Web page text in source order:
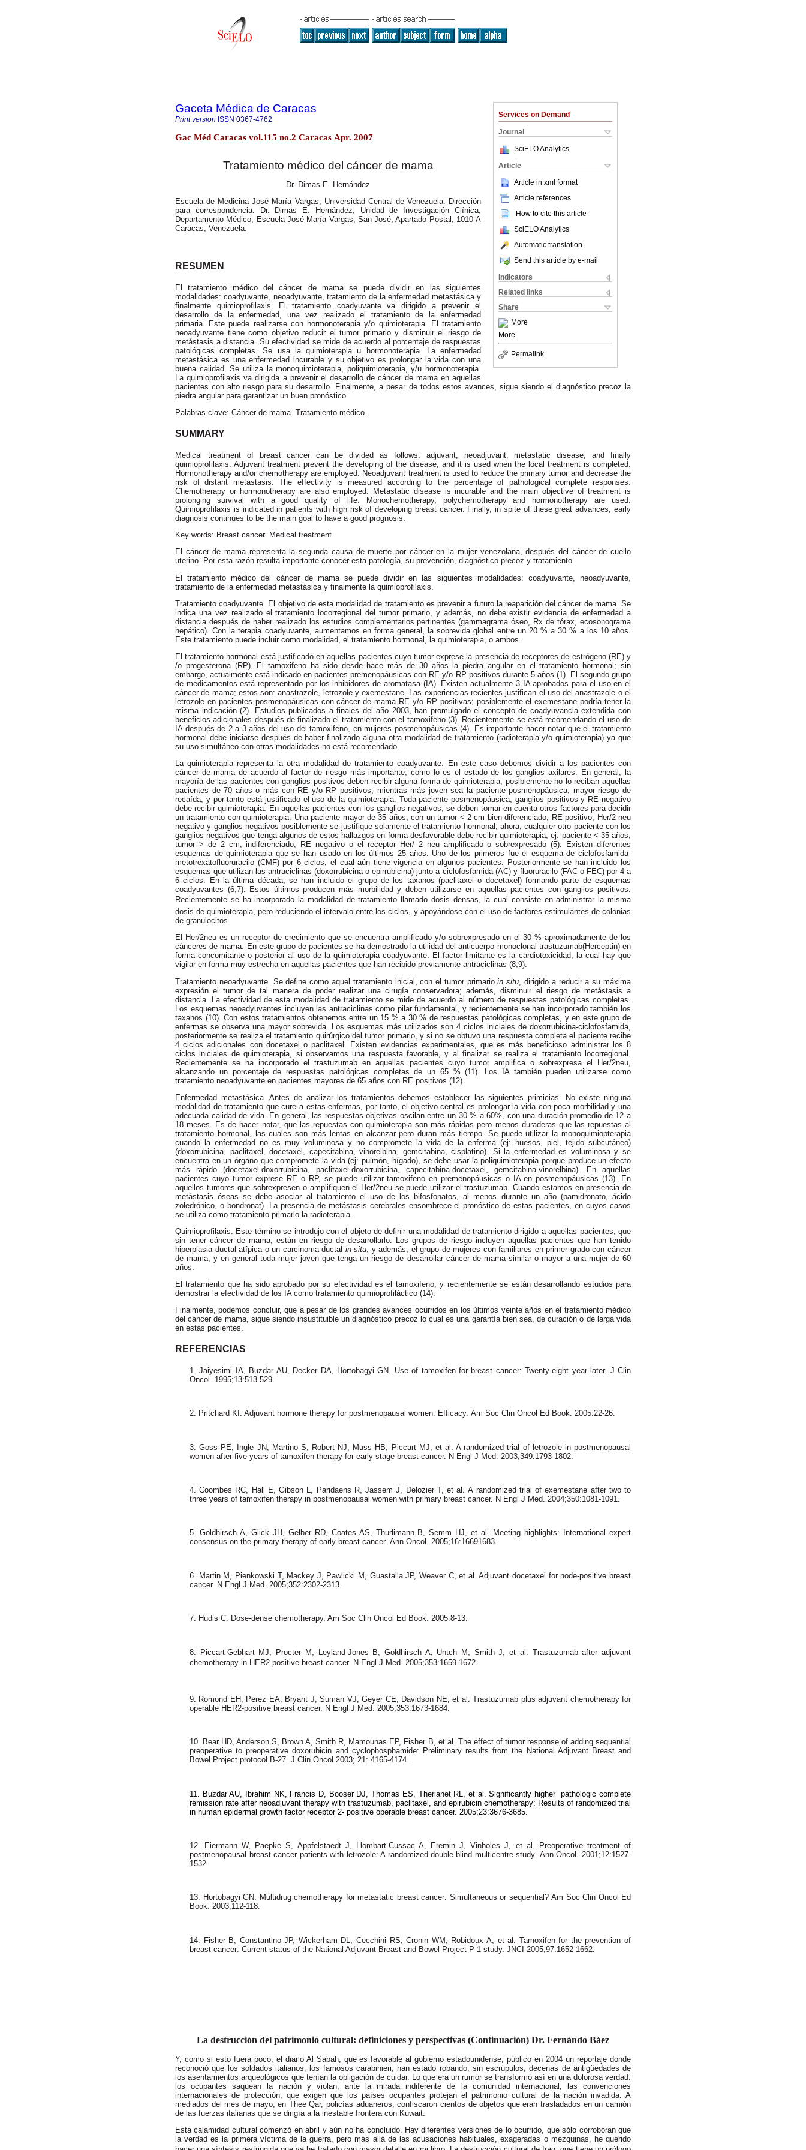
Services on Demand
Journal
SciELO Analytics
Article
Article in xml format
Article references
How to cite this article
SciELO Analytics
Automatic translation
Send this article by e-mail
Indicators
Related links
Share
More
More
Permalink
Gaceta Médica de Caracas
Print version ISSN 0367-4762
Gac Méd Caracas vol.115 no.2 Caracas Apr. 2007
Tratamiento médico del cáncer de mama
Dr. Dimas E. Hernández
Escuela de Medicina José María Vargas, Universidad Central de Venezuela. Dirección
para correspondencia: Dr. Dimas E. Hernández, Unidad de Investigación Clínica,
Departamento Médico, Escuela José María Vargas, San José, Apartado Postal, 1010-A
Caracas, Venezuela.
RESUMEN
El tratamiento médico del cáncer de mama se puede dividir en las siguientes
modalidades: coadyuvante, neoadyuvante, tratamiento de la enfermedad metastásica y
finalmente quimioprofilaxis. El tratamiento coadyuvante va dirigido a prevenir el
desarrollo de la enfermedad, una vez realizado el tratamiento de la enfermedad
primaria. Este puede realizarse con hormonoterapia y/o quimioterapia. El tratamiento
neoadyuvante tiene como objetivo reducir el tumor primario y disminuir el riesgo de
metástasis a distancia. Su efectividad se mide de acuerdo al porcentaje de respuestas
patológicas completas. Se usa la quimioterapia u hormonoterapia. La enfermedad
metastásica es una enfermedad incurable y su objetivo es prolongar la vida con una
buena calidad. Se utiliza la monoquimioterapia, poliquimioterapia, y/u hormonoterapia.
La quimioprofilaxis va dirigida a prevenir el desarrollo de cáncer de mama en aquellas
pacientes con alto riesgo para su desarrollo. Finalmente, a pesar de todos estos avances, sigue siendo el diagnóstico precoz la
piedra angular para garantizar un buen pronóstico.
Palabras clave: Cáncer de mama. Tratamiento médico.
SUMMARY
Medical treatment of breast cancer can be divided as follows: adjuvant, neoadjuvant, metastatic disease, and finally
quimioprofilaxis. Adjuvant treatment prevent the developing of the disease, and it is used when the local treatment is completed.
Hormonotherapy and/or chemotherapy are employed. Neoadjuvant treatment is used to reduce the primary tumor and decrease the
risk of distant metastasis. The effectivity is measured according to the percentage of pathological complete responses.
Chemotherapy or hormonotherapy are also employed. Metastatic disease is incurable and the main objective of treatment is
prolonging survival with a good quality of life. Monochemotherapy, polychemotherapy and hormonotherapy are used.
Quimioprofilaxis is indicated in patients with high risk of developing breast cancer. Finally, in spite of these great advances, early
diagnosis continues to be the main goal to have a good prognosis.
Key words: Breast cancer. Medical treatment
El cáncer de mama representa la segunda causa de muerte por cáncer en la mujer venezolana, después del cáncer de cuello
uterino. Por esta razón resulta importante conocer esta patología, su prevención, diagnóstico precoz y tratamiento.
El tratamiento médico del cáncer de mama se puede dividir en las siguientes modalidades: coadyuvante, neoadyuvante,
tratamiento de la enfermedad metastásica y finalmente la quimioprofilaxis.
Tratamiento coadyuvante. El objetivo de esta modalidad de tratamiento es prevenir a futuro la reaparición del cáncer de mama. Se
indica una vez realizado el tratamiento locorregional del tumor primario, y además, no debe existir evidencia de enfermedad a
distancia después de haber realizado los estudios complementarios pertinentes (gammagrama óseo, Rx de tórax, ecosonograma
hepático). Con la terapia coadyuvante, aumentamos en forma general, la sobrevida global entre un 20 % a 30 % a los 10 años.
Este tratamiento puede incluir como modalidad, el tratamiento hormonal, la quimioterapia, o ambos.
El tratamiento hormonal está justificado en aquellas pacientes cuyo tumor exprese la presencia de receptores de estrógeno (RE) y
/o progesterona (RP). El tamoxifeno ha sido desde hace más de 30 años la piedra angular en el tratamiento hormonal; sin
embargo, actualmente está indicado en pacientes premenopáusicas con RE y/o RP positivos durante 5 años (1). El segundo grupo
de medicamentos está representado por los inhibidores de aromatasa (IA). Existen actualmente 3 IA aprobados para el uso en el
cáncer de mama; estos son: anastrazole, letrozole y exemestane. Las experiencias recientes justifican el uso del anastrazole o el
letrozole en pacientes posmenopáusicas con cáncer de mama RE y/o RP positivas; posiblemente el exemestane podría tener la
misma indicación (2). Estudios publicados a finales del año 2003, han promulgado el concepto de coadyuvancia extendida con
beneficios adicionales después de finalizado el tratamiento con el tamoxifeno (3). Recientemente se está recomendando el uso de
IA después de 2 a 3 años del uso del tamoxifeno, en mujeres posmenopáusicas (4). Es importante hacer notar que el tratamiento
hormonal debe iniciarse después de haber finalizado alguna otra modalidad de tratamiento (radioterapia y/o quimioterapia) ya que
su uso simultáneo con otras modalidades no está recomendado.
La quimioterapia representa la otra modalidad de tratamiento coadyuvante. En este caso debemos dividir a los pacientes con
cáncer de mama de acuerdo al factor de riesgo más importante, como lo es el estado de los ganglios axilares. En general, la
mayoría de las pacientes con ganglios positivos deben recibir alguna forma de quimioterapia; posiblemente no lo reciban aquellas
pacientes de 70 años o más con RE y/o RP positivos; mientras más joven sea la paciente posmenopáusica, mayor riesgo de
recaída, y por tanto está justificado el uso de la quimioterapia. Toda paciente posmenopáusica, ganglios positivos y RE negativo
debe recibir quimioterapia. En aquellas pacientes con los ganglios negativos, se deben tomar en cuenta otros factores para decidir
un tratamiento con quimioterapia. Una paciente mayor de 35 años, con un tumor < 2 cm bien diferenciado, RE positivo, Her/2 neu
negativo y ganglios negativos posiblemente se justifique solamente el tratamiento hormonal; ahora, cualquier otro paciente con los
ganglios negativos que tenga algunos de estos hallazgos en forma desfavorable debe recibir quimioterapia, ej: paciente < 35 años,
tumor > de 2 cm, indiferenciado, RE negativo o el receptor Her/ 2 neu amplificado o sobrexpresado (5). Existen diferentes
esquemas de quimioterapia que se han usado en los últimos 25 años. Uno de los primeros fue el esquema de ciclofosfamida-
metotrexatofluoruracilo (CMF) por 6 ciclos, el cual aún tiene vigencia en algunos pacientes. Posteriormente se han incluido los
esquemas que utilizan las antraciclinas (doxorrubicina o epirrubicina) junto a ciclofosfamida (AC) y fluoruracilo (FAC o FEC) por 4 a
6 ciclos. En la última década, se han incluido el grupo de los taxanos (paclitaxel o docetaxel) formando parte de esquemas
coadyuvantes (6,7). Estos últimos producen más morbilidad y deben utilizarse en aquellas pacientes con ganglios positivos.
Recientemente se ha incorporado la modalidad de tratamiento llamado dosis densas, la cual consiste en administrar la misma
dosis de quimioterapia, pero reduciendo el intervalo entre los ciclos, y apoyándose con el uso de factores estimulantes de colonias
de granulocitos.
El Her/2neu es un receptor de crecimiento que se encuentra amplificado y/o sobrexpresado en el 30 % aproximadamente de los
cánceres de mama. En este grupo de pacientes se ha demostrado la utilidad del anticuerpo monoclonal trastuzumab(Herceptin) en
forma concomitante o posterior al uso de la quimioterapia coadyuvante. El factor limitante es la cardiotoxicidad, la cual hay que
vigilar en forma muy estrecha en aquellas pacientes que han recibido previamente antraciclinas (8,9).
Tratamiento neoadyuvante. Se define como aquel tratamiento inicial, con el tumor primarioin situ , dirigido a reducir a su máxima
expresión el tumor de tal manera de poder realizar una cirugía conservadora; además, disminuir el riesgo de metástasis a
distancia. La efectividad de esta modalidad de tratamiento se mide de acuerdo al número de respuestas patológicas completas.
Los esquemas neoadyuvantes incluyen las antraciclinas como pilar fundamental, y recientemente se han incorporado también los
taxanos (10). Con estos tratamientos obtenemos entre un 15 % a 30 % de respuestas patológicas completas, y en este grupo de
enfermas se observa una mayor sobrevida. Los esquemas más utilizados son 4 ciclos iniciales de doxorrubicina-ciclofosfamida,
posteriormente se realiza el tratamiento quirúrgico del tumor primario, y si no se obtuvo una respuesta completa el paciente recibe
4 ciclos adicionales con docetaxel o paclitaxel. Existen evidencias experimentales, que es más beneficioso administrar los 8
ciclos iniciales de quimioterapia, si observamos una respuesta favorable, y al finalizar se realiza el tratamiento locorregional.
Recientemente se ha incorporado el trastuzumab en aquellas pacientes cuyo tumor amplifica o sobrexpresa el Her/2neu,
alcanzando un porcentaje de respuestas patológicas completas de un 65 % (11). Los IA también pueden utilizarse como
tratamiento neoadyuvante en pacientes mayores de 65 años con RE positivos (12).
Enfermedad metastásica. Antes de analizar los tratamientos debemos establecer las siguientes primicias. No existe ninguna
modalidad de tratamiento que cure a estas enfermas, por tanto, el objetivo central es prolongar la vida con poca morbilidad y una
adecuada calidad de vida. En general, las respuestas objetivas oscilan entre un 30 % a 60%, con una duración promedio de 12 a
18 meses. Es de hacer notar, que las repuestas con quimioterapia son más rápidas pero menos duraderas que las repuestas al
tratamiento hormonal, las cuales son más lentas en alcanzar pero duran más tiempo. Se puede utilizar la monoquimiopterapia
cuando la enfermedad no es muy voluminosa y no compromete la vida de la enferma (ej: huesos, piel, tejido subcutáneo)
(doxorrubicina, paclitaxel, docetaxel, capecitabina, vinorelbina, gemcitabina, cisplatino). Si la enfermedad es voluminosa y se
encuentra en un órgano que compromete la vida (ej: pulmón, hígado), se debe usar la poliquimioterapia porque produce un efecto
más rápido (docetaxel-doxorrubicina, paclitaxel-doxorrubicina, capecitabina-docetaxel, gemcitabina-vinorelbina). En aquellas
pacientes cuyo tumor exprese RE o RP, se puede utilizar tamoxifeno en premenopáusicas o IA en posmenopáusicas (13). En
aquellos tumores que sobrexpresen o amplifiquen el Her/2neu se puede utilizar el trastuzumab. Cuando estamos en presencia de
metástasis óseas se debe asociar al tratamiento el uso de los bifosfonatos, al menos durante un año (pamidronato, ácido
zoledrónico, o bondronat). La presencia de metástasis cerebrales ensombrece el pronóstico de estas pacientes, en cuyos casos
se utiliza como tratamiento primario la radioterapia.
Quimioprofilaxis. Este término se introdujo con el objeto de definir una modalidad de tratamiento dirigido a aquellas pacientes, que
sin tener cáncer de mama, están en riesgo de desarrollarlo. Los grupos de riesgo incluyen aquellas pacientes que han tenido
hiperplasia ductal atípica o un carcinoma ductal in situ; y además, el grupo de mujeres con familiares en primer grado con cáncer
de mama, y en general toda mujer joven que tenga un riesgo de desarrollar cáncer de mama similar o mayor a una mujer de 60
años.
El tratamiento que ha sido aprobado por su efectividad es el tamoxifeno, y recientemente se están desarrollando estudios para
demostrar la efectividad de los IA como tratamiento quimioprofiláctico (14).
Finalmente, podemos concluir, que a pesar de los grandes avances ocurridos en los últimos veinte años en el tratamiento médico
del cáncer de mama, sigue siendo insustituible un diagnóstico precoz lo cual es una garantía bien sea, de curación o de larga vida
en estas pacientes.
REFERENCIAS
1. Jaiyesimi IA, Buzdar AU, Decker DA, Hortobagyi GN. Use of tamoxifen for breast cancer: Twenty-eight year later. J Clin
Oncol. 1995;13:513-529.
2. Pritchard KI. Adjuvant hormone therapy for postmenopausal women: Efficacy. Am Soc Clin Oncol Ed Book. 2005:22-26.
3. Goss PE, Ingle JN, Martino S, Robert NJ, Muss HB, Piccart MJ, et al. A randomized trial of letrozole in postmenopausal
women after five years of tamoxifen therapy for early stage breast cancer. N Engl J Med. 2003;349:1793-1802.
4. Coombes RC, Hall E, Gibson L, Paridaens R, Jassem J, Delozier T, et al.A randomized trial of exemestane after two to
three years of tamoxifen therapy in postmenopausal women with primary breast cancer. N Engl J Med. 2004;350:1081-1091.
5. Goldhirsch A, Glick JH, Gelber RD, Coates AS, Thurlimann B, Semm HJ, et al. Meeting highlights: International expert
consensus on the primary therapy of early breast cancer. Ann Oncol. 2005;16:16691683.
6. Martin M, Pienkowski T, Mackey J, Pawlicki M, Guastalla JP, Weaver C, et al. Adjuvant docetaxel for node-positive breast
cancer. N Engl J Med. 2005;352:2302-2313.
7. Hudis C. Dose-dense chemotherapy. Am Soc Clin Oncol Ed Book. 2005:8-13.
8. Piccart-Gebhart MJ, Procter M, Leyland-Jones B, Goldhirsch A, Untch M, Smith J, et al. Trastuzumab after adjuvant
chemotherapy in HER2 positive breast cancer. N Engl J Med. 2005;353:1659-1672.
9. Romond EH, Perez EA, Bryant J, Suman VJ, Geyer CE, Davidson NE, et al.Trastuzumab plus adjuvant chemotherapy for
operable HER2-positive breast cancer. N Engl J Med. 2005;353:1673-1684.
10. Bear HD, Anderson S, Brown A, Smith R, Mamounas EP, Fisher B, et al. The effect of tumor response of adding sequential
preoperative to preoperative doxorubicin and cyclophosphamide: Preliminary results from the National Adjuvant Breast and
Bowel Project protocol B-27. J Clin Oncol 2003; 21: 4165-4174.
11. Buzdar AU, Ibrahim NK, Francis D, Booser DJ, Thomas ES, Therianet RL, et al. Significantly higher pathologic complete
remission rate after neoadjuvant therapy with trastuzumab, paclitaxel, and epirubicin chemotherapy: Results of randomized trial
in human epidermal growth factor receptor 2- positive operable breast cancer. 2005;23:3676-3685.
12. Eiermann W, Paepke S, Appfelstaedt J, Llombart-Cussac A, Eremin J, Vinholes J, et al.
Preoperative treatment of
postmenopausal breast cancer patients with letrozole: A randomized double-blind multicentre study. Ann Oncol. 2001;12:1527-
1532.
13. Hortobagyi GN. Multidrug chemotherapy for metastatic breast cancer: Simultaneous or sequential? Am Soc Clin Oncol Ed
Book. 2003;112-118.
14. Fisher B, Constantino JP, Wickerham DL, Cecchini RS, Cronin WM, Robidoux A, et al. Tamoxifen for the prevention of
breast cancer: Current status of the National Adjuvant Breast and Bowel Project P-1 study. JNCI 2005;97:1652-1662.
La destrucción del patrimonio cultural: definiciones y perspectivas (Continuación) Dr. Fernándo Báez
Y, como si esto fuera poco, el diario Al Sabah, que es favorable al gobierno estadounidense, público en 2004 un reportaje donde
reconoció que los soldados italianos, los famosos carabinieri, han estado robando, sin escrúpulos, decenas de antigüedades de
los asentamientos arqueológicos que tenían la obligación de cuidar. Lo que era un rumor se transformó así en una dolorosa verdad:
los ocupantes saquean la nación y violan, ante la mirada indiferente de la comunidad internacional, las convenciones
internacionales de protección, que exigen que los países ocupantes protejan el patrimonio cultural de la nación invadida. A
mediados del mes de mayo, en Thee Qar, policías aduaneros, confiscaron cientos de objetos que eran trasladados en un camión
de las fuerzas italianas que se dirigía a la inestable frontera con Kuwait.
Esta calamidad cultural comenzó en abril y aún no ha concluido. Hay diferentes versiones de lo ocurrido, que sólo corroboran que
la verdad es la primera víctima de la guerra, pero más allá de las acusaciones habituales, exageradas o mezquinas, he querido